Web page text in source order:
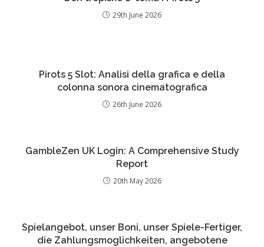
29th June 2026
Pirots 5 Slot: Analisi della grafica e della
colonna sonora cinematografica
26th June 2026
GambleZen UK Login: A Comprehensive Study
Report
20th May 2026
Spielangebot, unser Boni, unser Spiele-Fertiger,
die Zahlungsmoglichkeiten, angebotene